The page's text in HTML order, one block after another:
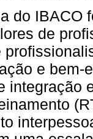
do IBACO
de
e bem-
integração